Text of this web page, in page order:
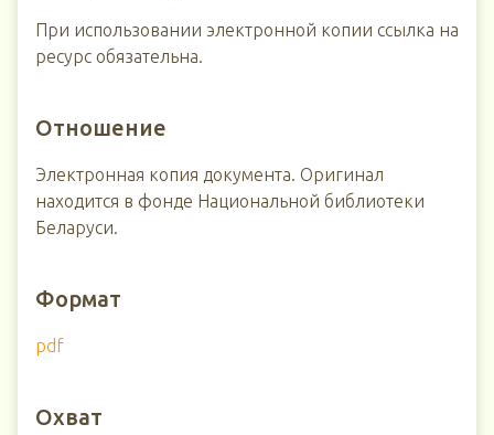
При использовании электронной копии ссылка на
ресурс обязательна.
Отношение
Электронная копия документа. Оригинал
находится в фонде Национальной библиотеки
Беларуси.
Формат
pdf
Охват